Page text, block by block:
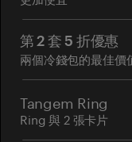
第 2 套 5 折優惠
兩個冷錢包的最佳價
Tangem Ring
Ring 與 2 張卡片